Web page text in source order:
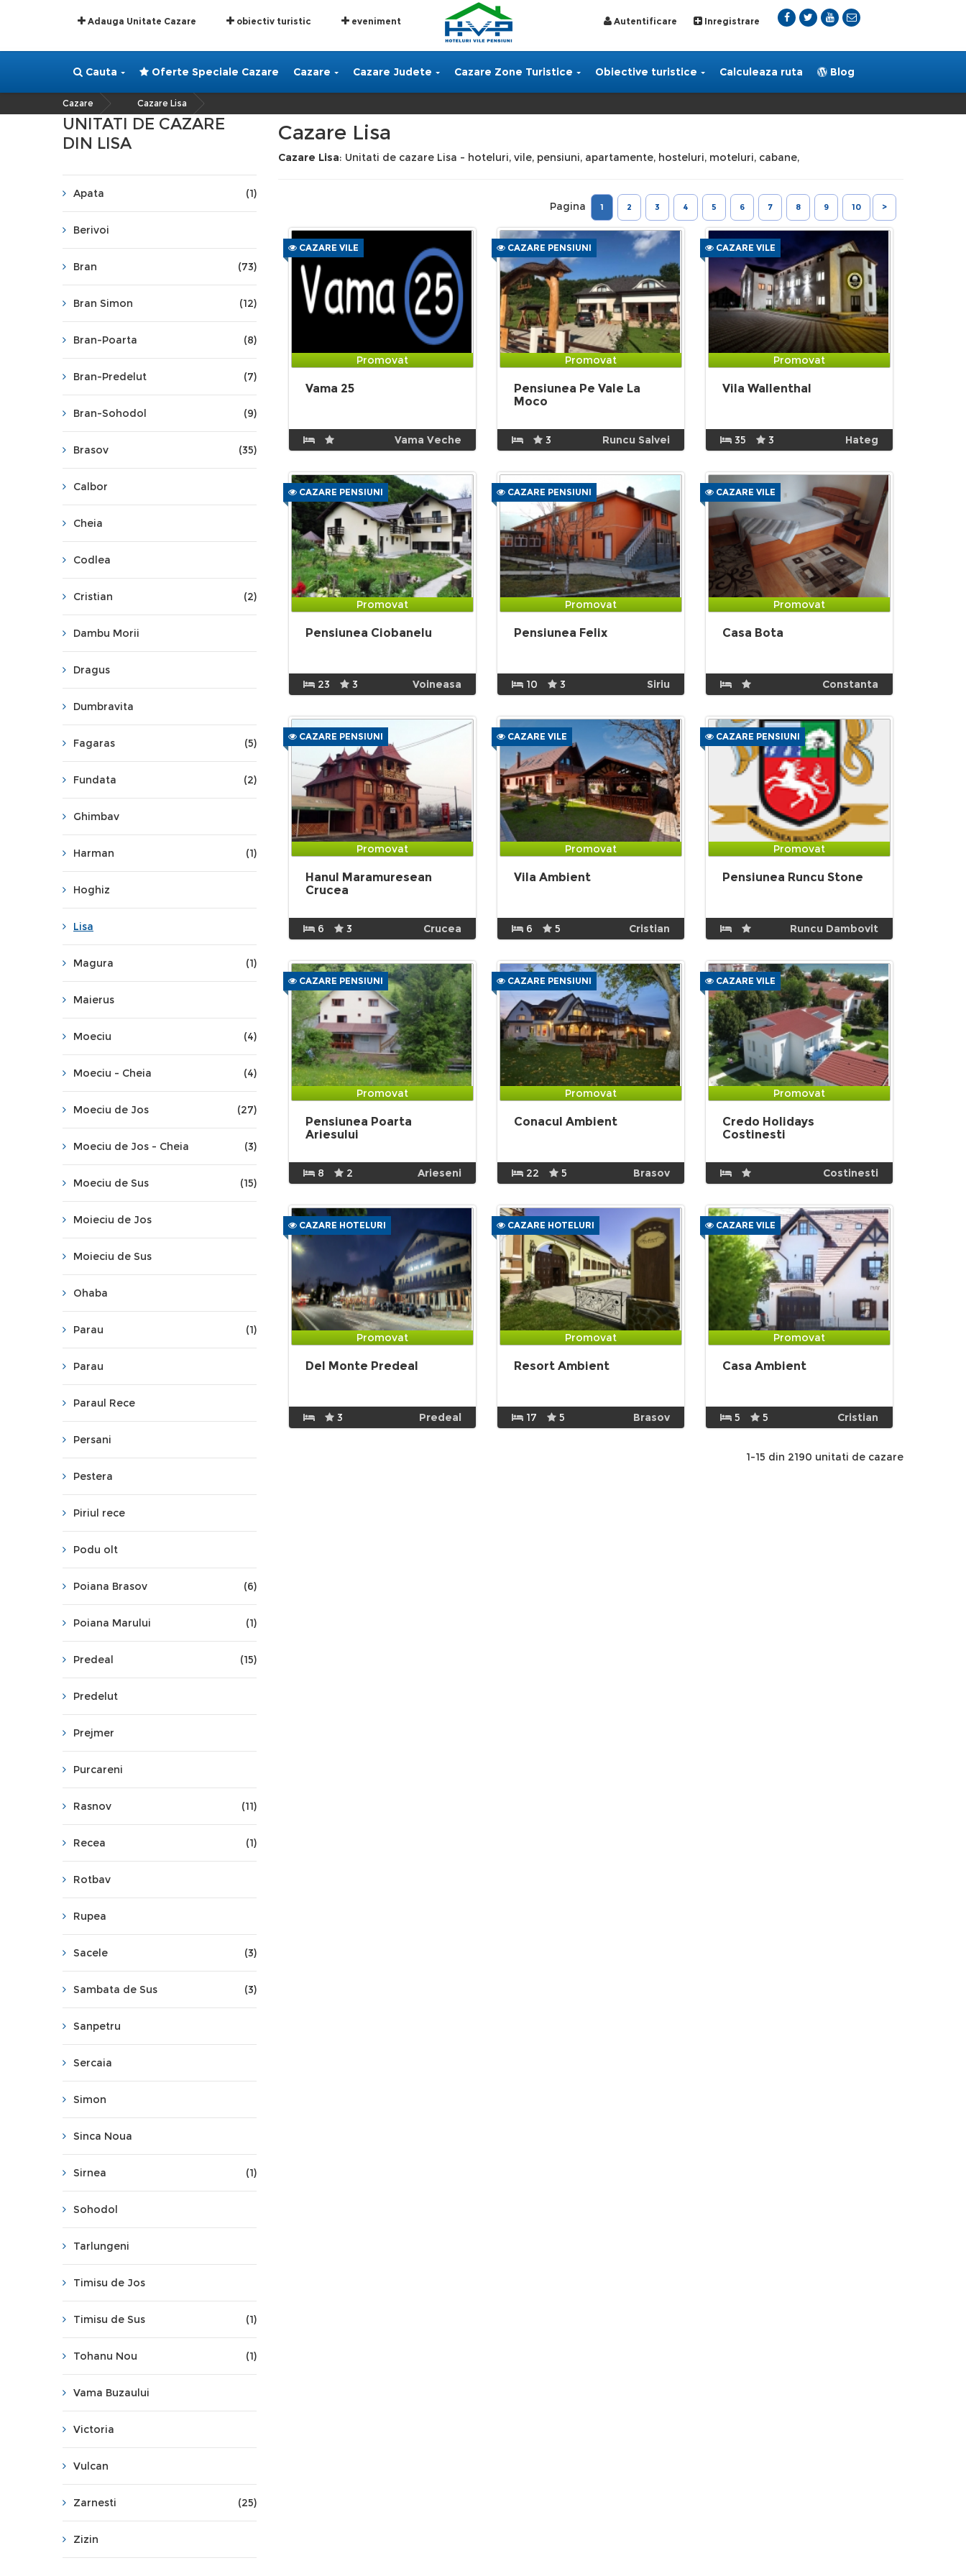
Adauga Unitate Cazare obiectiv turistic eveniment Autentificare Inregistrare
Cauta Oferte Speciale Cazare Cazare Cazare Judete Cazare Zone Turistice Obiective turistice Calculeaza ruta Blog
Cazare Cazare Lisa
UNITATI DE CAZARE
DIN LISA
Apata (1)
Berivoi
Bran (73)
Bran Simon (12)
Bran-Poarta (8)
Bran-Predelut (7)
Bran-Sohodol (9)
Brasov (35)
Calbor
Cheia
Codlea
Cristian (2)
Dambu Morii
Dragus
Dumbravita
Fagaras (5)
Fundata (2)
Ghimbav
Harman (1)
Hoghiz
Lisa
Magura (1)
Maierus
Moeciu (4)
Moeciu - Cheia (4)
Moeciu de Jos (27)
Moeciu de Jos - Cheia (3)
Moeciu de Sus (15)
Moieciu de Jos
Moieciu de Sus
Ohaba
Parau (1)
Parau
Paraul Rece
Persani
Pestera
Piriul rece
Podu olt
Poiana Brasov (6)
Poiana Marului (1)
Predeal (15)
Predelut
Prejmer
Purcareni
Rasnov (11)
Recea (1)
Rotbav
Rupea
Sacele (3)
Sambata de Sus (3)
Sanpetru
Sercaia
Simon
Sinca Noua
Sirnea (1)
Sohodol
Tarlungeni
Timisu de Jos
Timisu de Sus (1)
Tohanu Nou (1)
Vama Buzaului
Victoria
Vulcan
Zarnesti (25)
Zizin
Cazare Lisa
Cazare Lisa: Unitati de cazare Lisa - hoteluri, vile, pensiuni, apartamente, hosteluri, moteluri, cabane,
Pagina 1 2 3 4 5 6 7 8 9 10 >
CAZARE VILE
Promovat
Vama 25
Vama Veche
CAZARE PENSIUNI
Promovat
Pensiunea Pe Vale La
Moco
3 Runcu Salvei
CAZARE VILE
Promovat
Vila Wallenthal
35 3 Hateg
CAZARE PENSIUNI
Promovat
Pensiunea Ciobanelu
23 3 Voineasa
CAZARE PENSIUNI
Promovat
Pensiunea Felix
10 3 Siriu
CAZARE VILE
Promovat
Casa Bota
Constanta
CAZARE PENSIUNI
Promovat
Hanul Maramuresean
Crucea
6 3 Crucea
CAZARE VILE
Promovat
Vila Ambient
6 5 Cristian
CAZARE PENSIUNI
Promovat
Pensiunea Runcu Stone
Runcu Dambovit
CAZARE PENSIUNI
Promovat
Pensiunea Poarta
Ariesului
8 2 Arieseni
CAZARE PENSIUNI
Promovat
Conacul Ambient
22 5 Brasov
CAZARE VILE
Promovat
Credo Holidays
Costinesti
Costinesti
CAZARE HOTELURI
Promovat
Del Monte Predeal
3 Predeal
CAZARE HOTELURI
Promovat
Resort Ambient
17 5 Brasov
CAZARE VILE
Promovat
Casa Ambient
5 5 Cristian
1-15 din 2190 unitati de cazare